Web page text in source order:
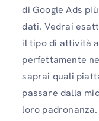
di Google Ads
dati. Vedrai
il tipo di attività
perfettamente
saprai quali
passare dalla
loro padronanza.